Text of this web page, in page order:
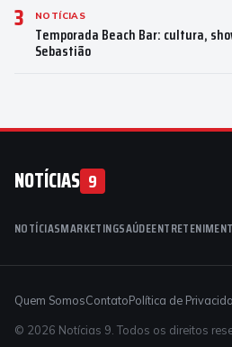
3 NOTÍCIAS
Temporada Beach Bar: cultura,
Sebastião
NOTÍCIAS 9
NOTÍCIASMARKETINGSAÚDE
Quem SomosContatoPolítica de
© 2026 Notícias 9. Todos os direitos